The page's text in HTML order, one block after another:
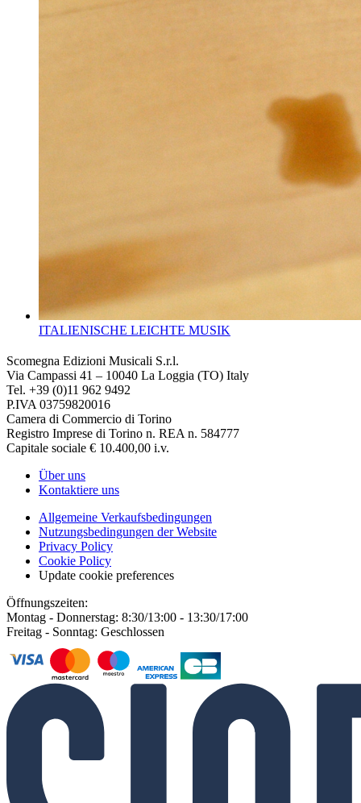
ITALIENISCHE LEICHTE MUSIK
Scomegna Edizioni Musicali S.r.l.
Via Campassi 41 – 10040 La Loggia (TO) Italy
Tel. +39 (0)11 962 9492
P.IVA 03759820016
Camera di Commercio di Torino
Registro Imprese di Torino n. REA n. 584777
Capitale sociale € 10.400,00 i.v.
Über uns
Kontaktiere uns
Allgemeine Verkaufsbedingungen
Nutzungsbedingungen der Website
Privacy Policy
Cookie Policy
Update cookie preferences
Öffnungszeiten:
Montag - Donnerstag: 8:30/13:00 - 13:30/17:00
Freitag - Sonntag: Geschlossen